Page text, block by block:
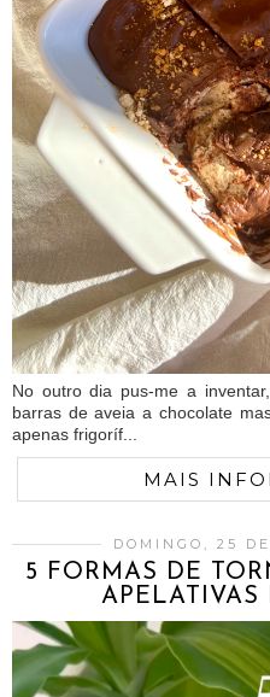
No outro dia pus-me a
barras de aveia a chocolate
apenas frigoríf...
MAIS
DOMINGO, 25
5 FORMAS DE
APELATIVAS